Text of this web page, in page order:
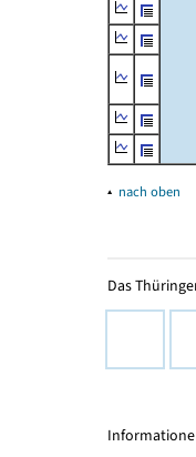
▴ nach oben
Das